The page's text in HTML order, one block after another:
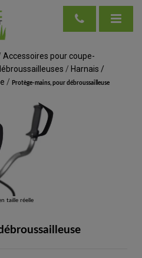
Accessoires pour coupe-
/ Harnais /
/ Protège-mains, pour débroussailleuse
taille réelle